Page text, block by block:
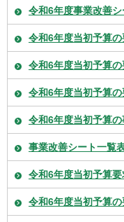
令和6年度事業改善シ
令和6年度当初予算の
令和6年度当初予算の
令和6年度当初予算の
令和6年度当初予算の
事業改善シート一覧
令和6年度当初予算要
令和6年度当初予算の